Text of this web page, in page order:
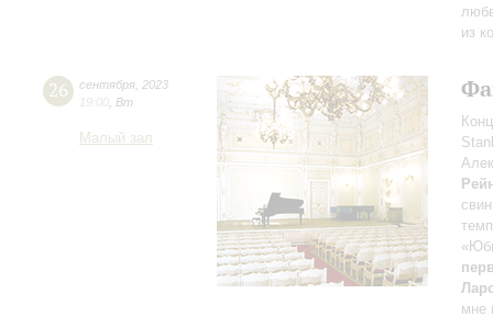
из
26 сентября 2023
19:00 Вт
Малый зал
мне